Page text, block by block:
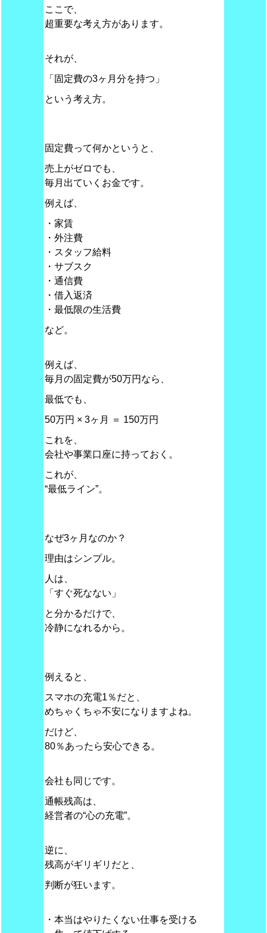
ここで、
超重要な考え方があります。
それが、
「固定費の3ヶ月分を持つ」
という考え方。
固定費って何かというと、
売上がゼロでも、
毎月出ていくお金です。
例えば、
・家賃
・外注費
・スタッフ給料
・サブスク
・通信費
・借入返済
・最低限の生活費
など。
例えば、
毎月の固定費が50万円なら、
最低でも、
50万円 × 3ヶ月 ＝ 150万円
これを、
会社や事業口座に持っておく。
これが、
“最低ライン”。
なぜ3ヶ月なのか？
理由はシンプル。
人は、
「すぐ死なない」
と分かるだけで、
冷静になれるから。
例えると、
スマホの充電1％だと、
めちゃくちゃ不安になりますよね。
だけど、
80％あったら安心できる。
会社も同じです。
通帳残高は、
経営者の“心の充電”。
逆に、
残高がギリギリだと、
判断が狂います。
・本当はやりたくない仕事を受ける